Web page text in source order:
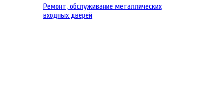
Ремонт, обслуживание металлических
входных дверей